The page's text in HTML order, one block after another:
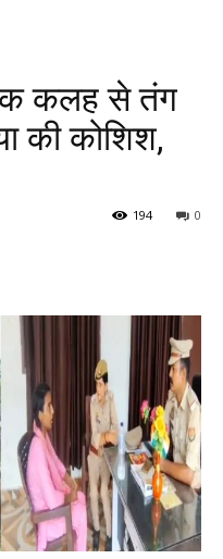
कलह से तंग
की कोशिश,
0
194